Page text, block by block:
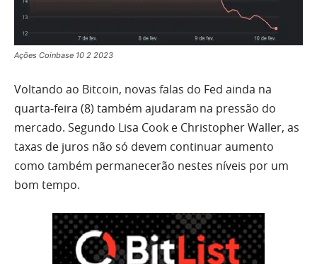
Ações Coinbase 10 2 2023
Voltando ao Bitcoin, novas falas do Fed ainda na
quarta-feira (8) também ajudaram na pressão do
mercado. Segundo Lisa Cook e Christopher Waller, as
taxas de juros não só devem continuar aumento
como também permanecerão nestes níveis por um
bom tempo.